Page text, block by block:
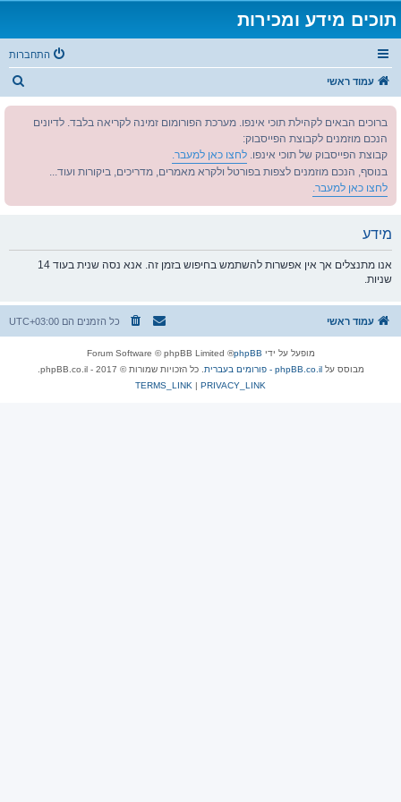
תוכים מידע ומכירות
התחברות
עמוד ראשי
ברוכים הבאים לקהילת תוכי אינפו. מערכת הפורומום זמינה לקריאה בלבד. לדיונים
הנכם מוזמנים לקבוצת הפייסבוק:
קבוצת הפייסבוק של תוכי אינפו. לחצו כאן למעבר.
בנוסף, הנכם מוזמנים לצפות בפורטל ולקרא מאמרים, מדריכים, ביקורות ועוד...
לחצו כאן למעבר.
מידע
אנו מתנצלים אך אין אפשרות להשתמש בחיפוש בזמן זה. אנא נסה שנית בעוד 14
שניות.
עמוד ראשי כל הזמנים הם UTC+03:00
מופעל על ידי phpBB
® Forum Software © phpBB Limited
מבוסס עלphpBB.co.il - פורומים בעברית
. כל הזכויות שמורות © 2017 - phpBB.co.il.
PRIVACY_LINK
|
TERMS_LINK